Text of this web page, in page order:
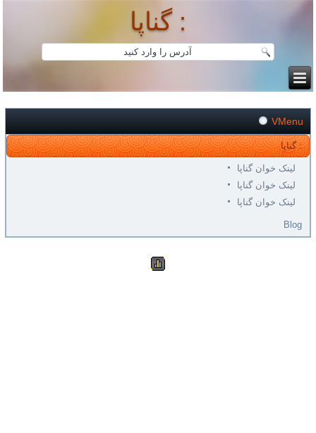
گناپا :
VMenu
گناپا :
لینک خوان گناپا
لینک خوان گناپا
لینک خوان گناپا
Blog